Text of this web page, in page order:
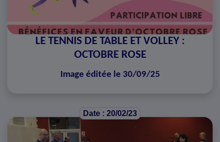
LE TENNIS DE TABLE ET VOLLEY :
OCTOBRE ROSE
Image éditée le 30/09/25
Date : 20/02/23